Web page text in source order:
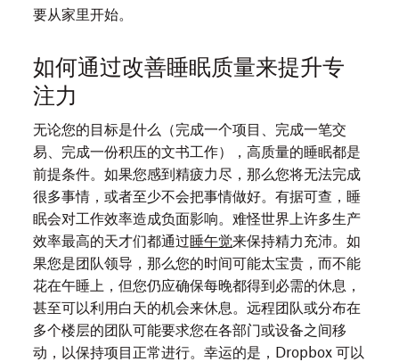
要从家里开始。
如何通过改善睡眠质量来提升专
注力
无论您的目标是什么（完成一个项目、完成一笔交
易、完成一份积压的文书工作），高质量的睡眠都是
前提条件。如果您感到精疲力尽，那么您将无法完成
很多事情，或者至少不会把事情做好。有据可查，睡
眠会对工作效率造成负面影响。难怪世界上许多生产
效率最高的天才们都通过睡午觉来保持精力充沛。如
果您是团队领导，那么您的时间可能太宝贵，而不能
花在午睡上，但您仍应确保每晚都得到必需的休息，
甚至可以利用白天的机会来休息。远程团队或分布在
多个楼层的团队可能要求您在各部门或设备之间移
动，以保持项目正常进行。幸运的是，Dropbox 可以